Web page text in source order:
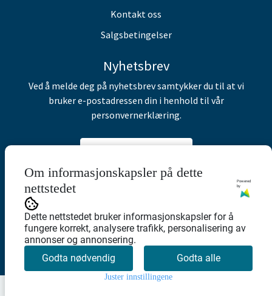
Kontakt oss
Salgsbetingelser
Nyhetsbrev
Ved å melde deg på nyhetsbrev samtykker du til at vi
bruker e-postadressen din i henhold til vår
personvernerklæring.
Abonner på nyhetsbrev
Om informasjonskapsler på dette
nettstedet
Powered
by
Dette nettstedet bruker informasjonskapsler for å
fungere korrekt, analysere trafikk, personalisering av
annonser og annonsering.
Godta nødvendig
Godta alle
Juster innstillingene